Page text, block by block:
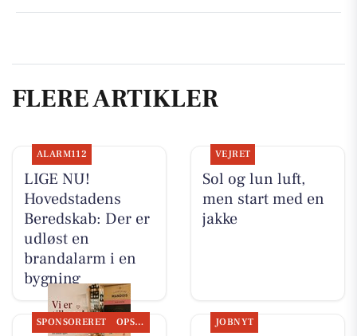
FLERE ARTIKLER
ALARM112
LIGE NU!
Hovedstadens
Beredskab: Der er
udløst en
brandalarm i en
bygning
VEJRET
Sol og lun luft,
men start med en
jakke
SPONSORERET OPSLAGSTAVLEN JOBNYT